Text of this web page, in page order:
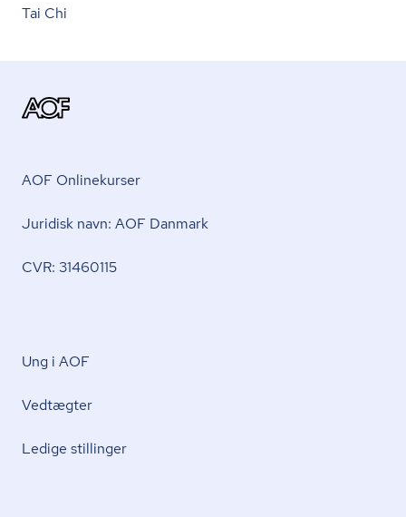
Tai Chi
AOF Onlinekurser
Juridisk navn: AOF Danmark
CVR: 31460115
Ung i AOF
Vedtægter
Ledige stillinger